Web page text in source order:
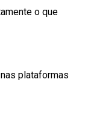
o que
plataformas